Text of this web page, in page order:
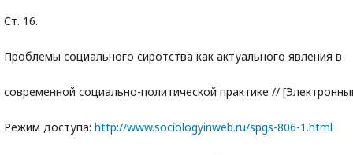
Ст. 16.
Проблемы социального сиротства как актуального явления в
современной социально-политической практике //
Режим доступа: http://www.sociologyinweb.ru/spgs-806-1.html